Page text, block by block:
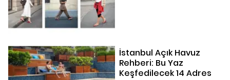
İstanbul Açık Havuz
Rehberi: Bu Yaz
Keşfedilecek 14 Adres